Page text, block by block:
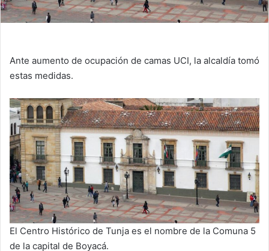
Ante aumento de ocupación de camas UCI, la alcaldía tomó
estas medidas.
El Centro Histórico de Tunja es el nombre de la Comuna 5
de la capital de Boyacá.